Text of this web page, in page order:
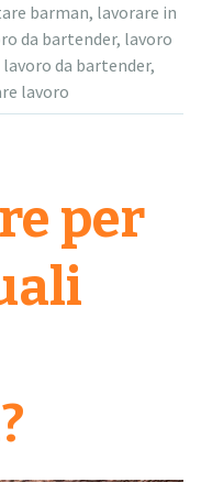
barman, lavorare in
da bartender, lavoro
da bartender,
lavoro
per